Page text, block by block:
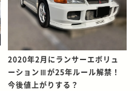
2020年2月にランサーエボリュ
ーションⅢが25年ルール解禁！
今後値上がりする？